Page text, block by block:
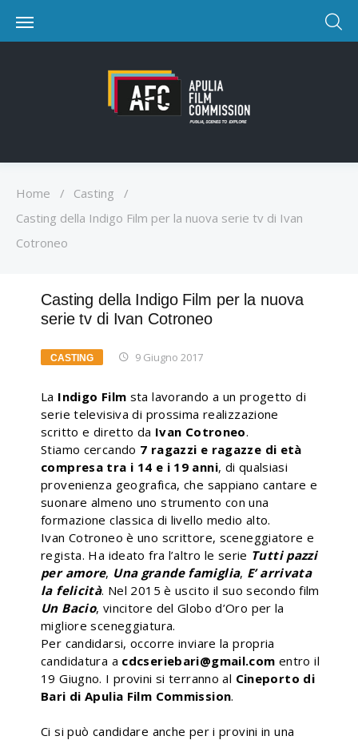
Home / Casting
/
Casting della Indigo Film per la nuova serie tv di Ivan
Cotroneo
Casting della Indigo Film per la nuova
serie tv di Ivan Cotroneo
CASTING 9 Giugno 2017
La Indigo Film sta lavorando a un progetto di
serie televisiva di prossima realizzazione
scritto e diretto da Ivan Cotroneo.
Stiamo cercando 7 ragazzi e ragazze di età
compresa tra i 14 e i 19 anni, di qualsiasi
provenienza geografica, che sappiano cantare e
suonare almeno uno strumento con una
formazione classica di livello medio alto.
Ivan Cotroneo è uno scrittore, sceneggiatore e
regista. Ha ideato fra l’altro le serie Tutti pazzi
per amore, Una grande famiglia, E’ arrivata
la felicità. Nel 2015 è uscito il suo secondo film
Un Bacio, vincitore del Globo d’Oro per la
migliore sceneggiatura.
Per candidarsi, occorre inviare la propria
candidatura a cdcseriebari@gmail.com entro il
19 Giugno. I provini si terranno al Cineporto di
Bari di Apulia Film Commission.
Ci si può candidare anche per i provini in una